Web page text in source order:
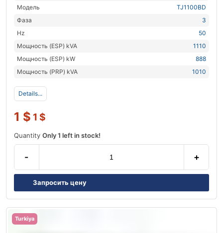
Модель
TJ1100BD
Фаза
3
Hz
50
Мощность (ESP) kVA
1110
Мощность (ESP) kW
888
Мощность (PRP) kVA
1010
Details...
1 $ 1 $
Quantity Only 1 left in stock!
- +
Запросить цену
Turkiya